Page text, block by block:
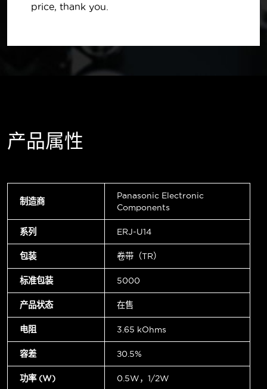
price, thank you.
产品属性
制造商
Panasonic Electronic
Components
系列 ERJ-U14
包装 卷带（TR）
标准包装 5000
产品状态 在售
电阻 3.65 kOhms
容差 ±0.5%
功率 (W) 0.5W，1/2W